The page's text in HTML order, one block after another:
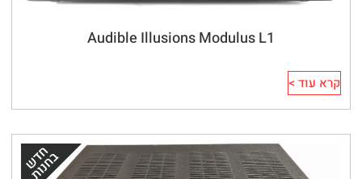
Audible Illusions Modulus L1
קרא עוד >